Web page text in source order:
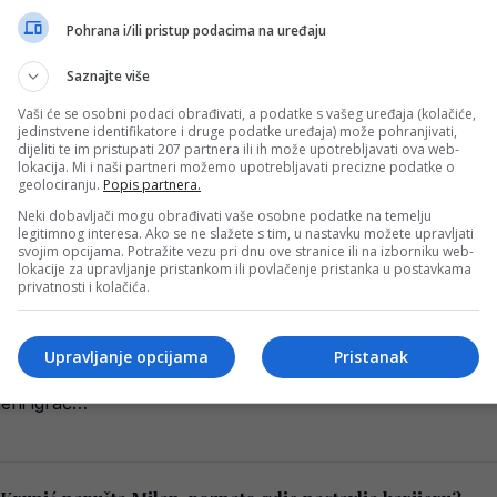
u pitanju Fenerbahce?
da će Rade Krunić ovog zimskog prijelaznog
došao kraj za Radeta Krunića?
je jučer kod kuće pobijedila Monzu rezultatom
ptice na grani znaju gdje će?!
Rade Krunić, član Milana, navodno je na izlaznim
igrač…
Pohrana i/ili pristup podacima na uređaju
Saznajte više
Vaši će se osobni podaci obrađivati, a podatke s vašeg uređaja (kolačiće,
jedinstvene identifikatore i druge podatke uređaja) može pohranjivati,
dijeliti te im pristupati 207 partnera ili ih može upotrebljavati ova web-
lokacija. Mi i naši partneri možemo upotrebljavati precizne podatke o
geolociranju. Popis partnera.
Neki dobavljači mogu obrađivati vaše osobne podatke na temelju
legitimnog interesa. Ako se ne slažete s tim, u nastavku možete upravljati
svojim opcijama. Potražite vezu pri dnu ove stranice ili na izborniku web-
lokacije za upravljanje pristankom ili povlačenje pristanka u postavkama
privatnosti i kolačića.
Pristanak
Upravljanje opcijama